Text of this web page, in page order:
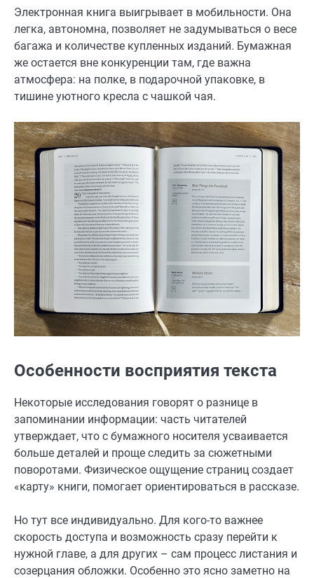
Электронная книга выигрывает в мобильности. Она
легка, автономна, позволяет не задумываться о весе
багажа и количестве купленных изданий. Бумажная
же остается вне конкуренции там, где важна
атмосфера: на полке, в подарочной упаковке, в
тишине уютного кресла с чашкой чая.
Особенности восприятия текста
Некоторые исследования говорят о разнице в
запоминании информации: часть читателей
утверждает, что с бумажного носителя усваивается
больше деталей и проще следить за сюжетными
поворотами. Физическое ощущение страниц создает
«карту» книги, помогает ориентироваться в рассказе.
Но тут все индивидуально. Для кого-то важнее
скорость доступа и возможность сразу перейти к
нужной главе, а для других – сам процесс листания и
созерцания обложки. Особенно это ясно заметно на